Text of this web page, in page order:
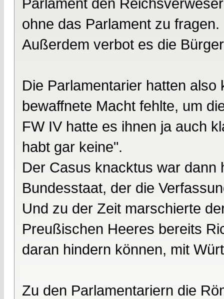
ohne das Parlament zu fragen.
Außerdem verbot es die
Die Parlamentarier hatten
bewaffnete Macht fehlte, um
FW IV hatte es ihnen ja auch
habt gar keine".
Der Casus knacktus war
Bundesstaat, der die
Und zu der Zeit marschierte
Preußischen Heeres bereits
daran hindern können, mit
Zu den Parlamentariern die